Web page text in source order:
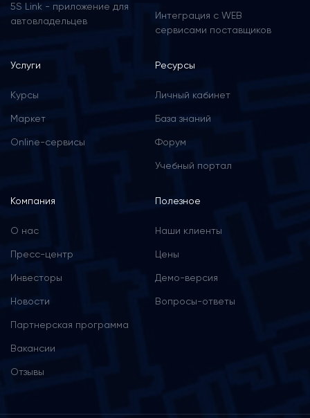
5S Link - приложение для
автовладельцев
Интеграция с WEB
сервисами поставщиков
Услуги
Курсы
Маркет
Online-сервисы
Ресурсы
Личный кабинет
База знаний
Форум
Учебный портал
Компания
О нас
Пресс-центр
Инвесторы
Новости
Партнерская программа
Вакансии
Отзывы
Полезное
Наши клиенты
Цены
Демо-версия
Вопросы-ответы